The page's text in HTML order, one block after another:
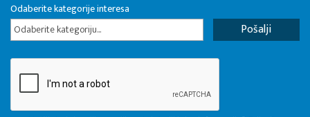
Odaberite kategorije interesa
Odaberite kategoriju...